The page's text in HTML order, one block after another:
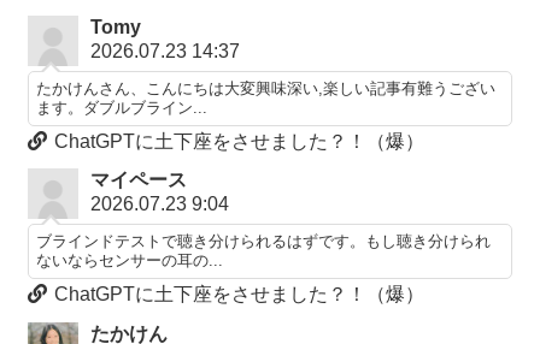
Tomy
2026.07.23 14:37
たかけんさん、こんにちは大変興味深い,楽しい記事有難うござい
ます。ダブルブライン...
ChatGPTに土下座をさせました？！（爆）
マイペース
2026.07.23 9:04
ブラインドテストで聴き分けられるはずです。もし聴き分けられ
ないならセンサーの耳の...
ChatGPTに土下座をさせました？！（爆）
たかけん